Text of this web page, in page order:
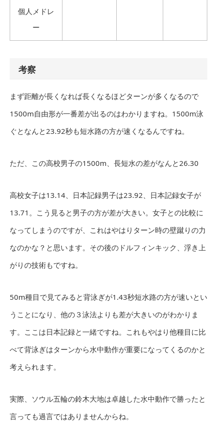
個人メドレ
ー
考察
まず距離が長くなれば長くなるほどターンが多くなるので
1500m自由形が一番差が出るのはわかりますね。1500m泳
ぐとなんと23.92秒も短水路の方が速くなるんですね。
ただ、この高校男子の1500m、長短水の差がなんと26.30
高校女子は13.14、日本記録男子は23.92、日本記録女子が
13.71。こう見ると男子の方が差が大きい。女子との比較に
なってしまうのですが、これはやはりターン時の壁蹴りの力
なのかな？と思います。その後のドルフィンキック、浮き上
がりの技術もですね。
50m種目で見てみると背泳ぎが1.43秒短水路の方が速いとい
うことになり、他の３泳法よりも差が大きいのがわかりま
す。ここは日本記録と一緒ですね。これもやはり他種目に比
べて背泳ぎはターンから水中動作が重要になってくるのかと
考えられます。
実際、ソウル五輪の鈴木大地は卓越した水中動作で勝ったと
言っても過言ではありませんからね。